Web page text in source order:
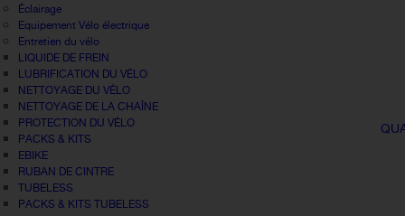
Éclairage
Equipement Vélo électrique
Entretien du vélo
LIQUIDE DE FREIN
LUBRIFICATION DU VÉLO
NETTOYAGE DU VÉLO
NETTOYAGE DE LA CHAÎNE
PROTECTION DU VÉLO
PACKS & KITS
EBIKE
RUBAN DE CINTRE
TUBELESS
PACKS & KITS TUBELESS